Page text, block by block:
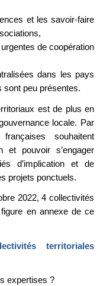
et les savoir-faire
de coopération
dans les pays
sont peu présentes.
est de plus en
locale. Par
souhaitent
et pouvoir s’engager
d’implication et de
projets ponctuels.
2022, 4 collectivités
en annexe de ce
territoriales
expertises ?